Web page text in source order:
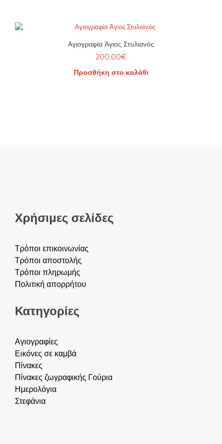
Αγιογραφία Άγιος Στυλιανός
200.00€
Προσθήκη στο καλάθι
Χρήσιμες σελίδες
Τρόποι επικοινωνίας
Τρόποι αποστολής
Τρόποι πληρωμής
Πολιτική απορρήτου
Κατηγορίες
Αγιογραφίες
Εικόνες σε καμβά
Πίνακες
Πίνακες ζωγραφικής Γούρια
Ημερολόγια
Στεφάνια